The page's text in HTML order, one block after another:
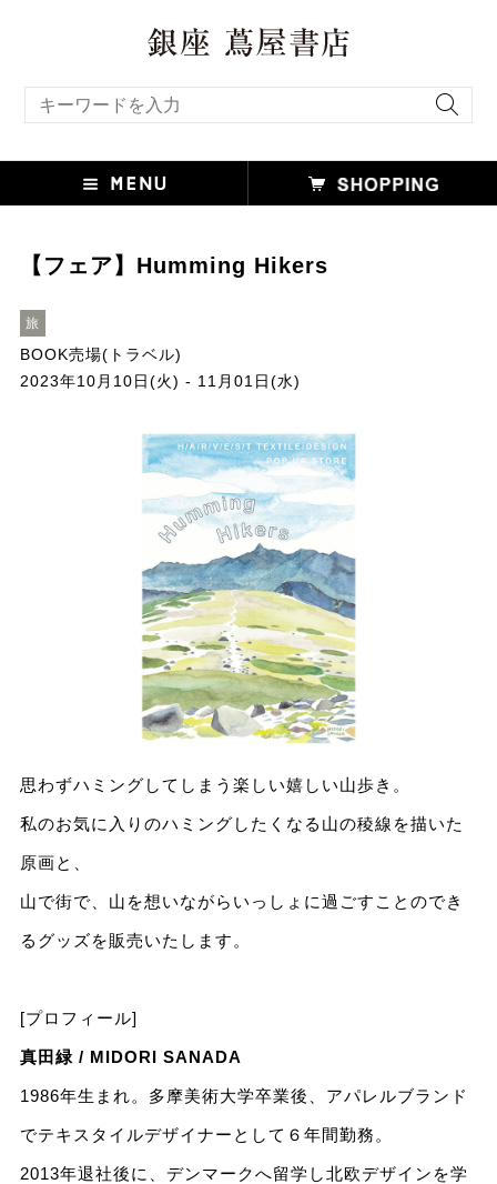
【フェア】Humming Hikers
旅
BOOK売場(トラベル)
2023年10月10日(火) - 11月01日(水)
思わずハミングしてしまう楽しい嬉しい山歩き。
私のお気に入りのハミングしたくなる山の稜線を描いた
原画と、
山で街で、山を想いながらいっしょに過ごすことのでき
るグッズを販売いたします。
[プロフィール]
真田緑 / MIDORI SANADA
1986年生まれ。多摩美術大学卒業後、アパレルブランド
でテキスタイルデザイナーとして６年間勤務。
2013年退社後に、デンマークへ留学し北欧デザインを学